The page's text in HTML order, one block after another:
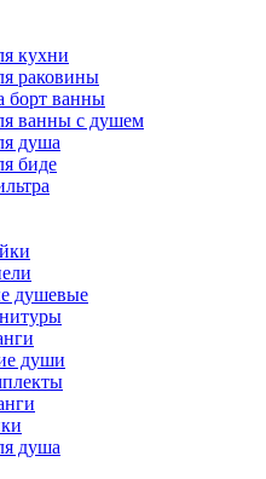
кухни
раковины
борт ванны
ванны с душем
душа
биде
душевые
души
душа